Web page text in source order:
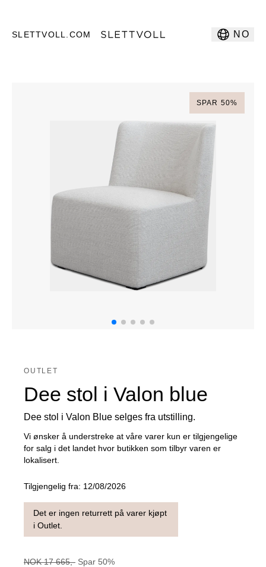
SLETTVOLL.COM NO
SPAR 50%
OUTLET
Dee stol i Valon blue
Dee stol i Valon Blue selges fra utstilling.
Vi ønsker å understreke at våre varer kun er tilgjengelige
for salg i det landet hvor butikken som tilbyr varen er
lokalisert.
Tilgjengelig fra: 12/08/2026
Det er ingen returrett på varer kjøpt
i Outlet.
NOK 17 665,- Spar 50%